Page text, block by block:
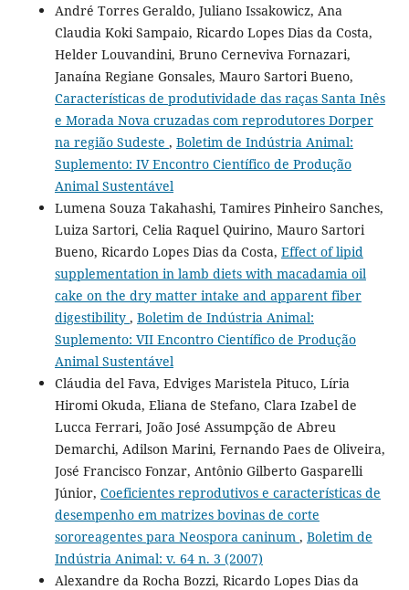
André Torres Geraldo, Juliano Issakowicz, Ana
Claudia Koki Sampaio, Ricardo Lopes Dias da Costa,
Helder Louvandini, Bruno Cerneviva Fornazari,
Janaína Regiane Gonsales, Mauro Sartori Bueno,
Características de produtividade das raças Santa Inês
e Morada Nova cruzadas com reprodutores Dorper
na região Sudeste , Boletim de Indústria Animal:
Suplemento: IV Encontro Científico de Produção
Animal Sustentável
Lumena Souza Takahashi, Tamires Pinheiro Sanches,
Luiza Sartori, Celia Raquel Quirino, Mauro Sartori
Bueno, Ricardo Lopes Dias da Costa, Effect of lipid
supplementation in lamb diets with macadamia oil
cake on the dry matter intake and apparent fiber
digestibility , Boletim de Indústria Animal:
Suplemento: VII Encontro Científico de Produção
Animal Sustentável
Cláudia del Fava, Edviges Maristela Pituco, Líria
Hiromi Okuda, Eliana de Stefano, Clara Izabel de
Lucca Ferrari, João José Assumpção de Abreu
Demarchi, Adilson Marini, Fernando Paes de Oliveira,
José Francisco Fonzar, Antônio Gilberto Gasparelli
Júnior, Coeficientes reprodutivos e características de
desempenho em matrizes bovinas de corte
sororeagentes para Neospora caninum , Boletim de
Indústria Animal: v. 64 n. 3 (2007)
Alexandre da Rocha Bozzi, Ricardo Lopes Dias da